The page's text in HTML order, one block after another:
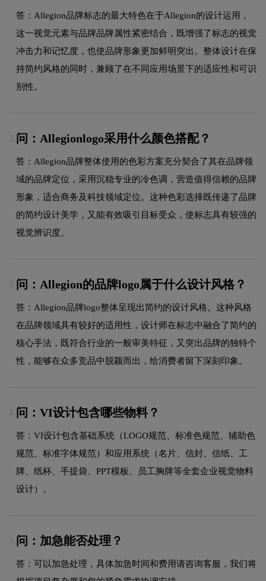
答：Allegion品牌标志的最大特色在于Allegion的设计运用，
这一视觉元素与品牌品牌属性紧密结合，既增强了标志的视觉
冲击力和记忆度，也使品牌形象更加鲜明突出。整体设计在保
持简约风格的同时，兼顾了在不同应用场景下的适应性和可识
别性。
2. 问：Allegionlogo采用什么颜色搭配？
答：Allegion品牌整体使用的色彩方案充分契合了其在品牌领
域的品牌定位，采用沉稳专业的冷色调，营造值得信赖的品牌
形象，适合商务及科技领域定位。这种色彩选择既传递了品牌
的简约设计美学，又能有效吸引目标受众，使标志具有较强的
视觉辨识度。
3. 问：Allegion的品牌logo属于什么设计风格？
答：Allegion品牌logo整体呈现出简约的设计风格。这种风格
在品牌领域具有较好的适用性，设计师在标志中融合了简约的
核心手法，既符合行业的一般审美特征，又突出品牌的独特个
性，能够在众多竞品中脱颖而出，给消费者留下深刻印象。
4. 问：VI设计包含哪些物料？
答：VI设计包含基础系统（LOGO规范、标准色规范、辅助色
规范、标准字体规范）和应用系统（名片、信封、信纸、工
牌、纸杯、手提袋、PPT模板、员工胸牌等全套企业视觉物料
设计）。
5. 问：加急能否处理？
答：可以加急处理，具体加急时间和费用请咨询客服，我们将